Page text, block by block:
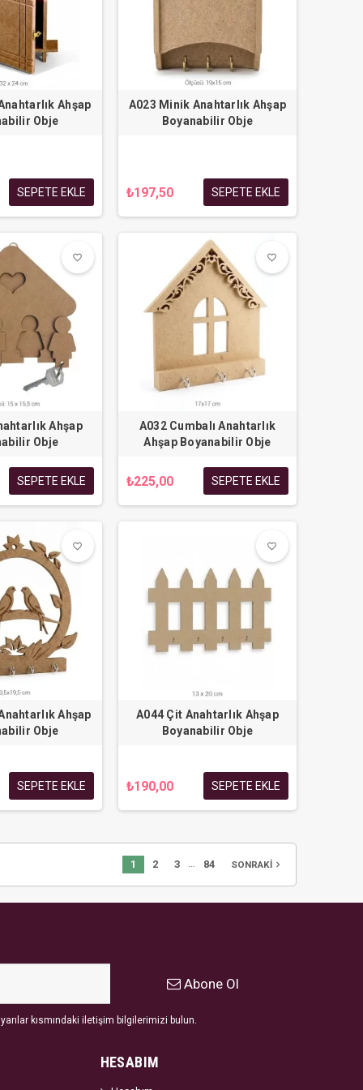
Ahşap
Obje
SEPETE EKLE
A023 Minik Anahtarlık Ahşap
Boyanabilir Obje
₺197,50 SEPETE EKLE
favorite_border
favorite_border
Ahşap
Obje
SEPETE EKLE
favorite_border
favorite_border
A032 Cumbalı Anahtarlık
Ahşap Boyanabilir Obje
₺225,00 SEPETE EKLE
favorite_border
favorite_border
Ahşap
Obje
SEPETE EKLE
favorite_border
favorite_border
A044 Çit Anahtarlık Ahşap
Boyanabilir Obje
₺190,00 SEPETE EKLE
1 2 3 … 84 SONRAKInavigate_next
Abone Ol
kısmındaki iletişim bilgilerimizi bulun.
HESABIM